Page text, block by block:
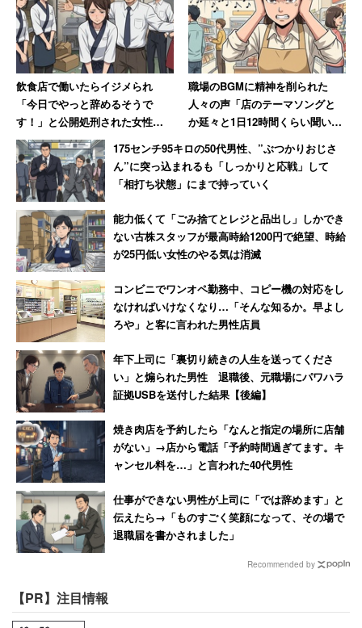
ねえ」
「設計士なんて3日徹夜で図面引かされたとか当たり
前だったらしいな。まぁ今でも手書きがCADに変わ
っただけで徹夜でやらされてるが」
「教師は今でもクソブラックやけど昔はもっとひど
そう。クラスの人数多いしパソコンなくて全部手書
きやし」
などなど、色んな声がある。どれも納得できる内容だ。
対して反対意見には「昔は出張と言えば現地で一泊だった
のに、今は新幹線日帰りで資料作成」といったようなもの
もあったが、その新幹線が開通したのも昔の人たちが必死
で山をくり貫いたおかげ。
交通インフラやダムの建造なんてのは、今は数がだいぶ揃
ってきたので頻度も低いが、昔はそこらじゅうでやってい
たし、犠牲者も出ていた。それを思うとやっぱり、昔のほ
うが楽とは、言えないような気がしてしまう。バブル期に
は「24時間戦えますか」というキャッチフレーズの栄養ド
リンクが流行ってたし。徹夜の作業は、内容こそ今と違え
ど昔から存在していたわけだ。そして、今の超ブラック企
業も裸足で逃げ出すような体育会系の職場も、もちろんあ
った。
まあ、団塊の世代なんかは現代の若者に比べると、就職と
いう一点において、苦労は格段に少なくて済んでいたよう
飲食店で働いたらイジメられ
「今日でやっと辞めるそうで
す！」と公開処刑された女性→
数か月、店が潰れて「ザマーミ
ロ！」
職場のBGMに精神を削られた
人々の声「店のテーマソングと
か延々と1日12時間くらい聞いて
ると頭おかしくなってくる」
175センチ95キロの50代男性、”ぶつかりおじさ
ん”に突っ込まれるも「しっかりと応戦」して
「相打ち状態」にまで持っていく
能力低くて「ごみ捨てとレジと品出し」しかでき
ない古株スタッフが最高時給1200円で絶望、時給
が25円低い女性のやる気は消滅
コンビニでワンオペ勤務中、コピー機の対応をし
なければいけなくなり…「そんな知るか。早よし
ろや」と客に言われた男性店員
年下上司に「裏切り続きの人生を送ってくださ
い」と煽られた男性 退職後、元職場にパワハラ
証拠USBを送付した結果【後編】
焼き肉店を予約したら「なんと指定の場所に店舗
がない」→店から電話「予約時間過ぎてます。キ
ャンセル料を…」と言われた40代男性
仕事ができない男性が上司に「では辞めます」と
伝えたら→「ものすごく笑顔になって、その場で
退職届を書かされました」
Recommended by
【PR】注目情報